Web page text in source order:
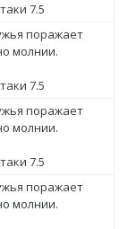
7.5
поражает
молнии.
7.5
поражает
молнии.
7.5
поражает
молнии.